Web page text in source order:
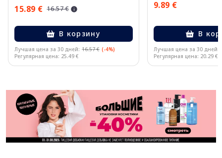
15.89 € 16.57 €
В корзину
Лучшая цена за 30 дней: 16.57 € (-4%)
Регулярная цена: 25.49 €
9.89 €
В
Лучшая цена за 30 дней:
Регулярная цена: 20.29 €